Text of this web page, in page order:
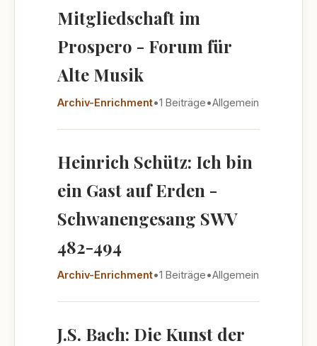
Mitgliedschaft im
Prospero - Forum für
Alte Musik
Archiv-Enrichment•1 Beiträge•Allgemein
Heinrich Schütz: Ich bin
ein Gast auf Erden -
Schwanengesang SWV
482-494
Archiv-Enrichment•1 Beiträge•Allgemein
J.S. Bach: Die Kunst der